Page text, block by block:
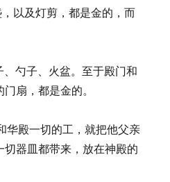
以及灯剪，都是金的，而
勺子、火盆。至于殿门和
扇，都是金的。
华殿一切的工，就把他父亲
切器皿都带来，放在神殿的